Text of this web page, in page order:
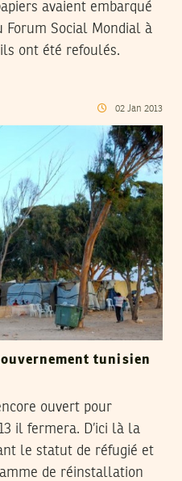
avaient embarqué
Forum Social Mondial à
ont été refoulés.
02 Jan 2013
tunisien
ouvert pour
il fermera. D’ici là la
le statut de réfugié et
de réinstallation